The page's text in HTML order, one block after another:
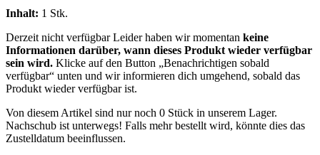
Inhalt: 1 Stk.
Derzeit nicht verfügbarLeider haben wir momentan keine
Informationen darüber, wann dieses Produkt wieder verfügbar
sein wird. Klicke auf den Button „Benachrichtigen sobald
verfügbar“ unten und wir informieren dich umgehend, sobald das
Produkt wieder verfügbar ist.
Von diesem Artikel sind nur noch 0 Stück in unserem Lager.
Nachschub ist unterwegs! Falls mehr bestellt wird, könnte dies das
Zustelldatum beeinflussen.